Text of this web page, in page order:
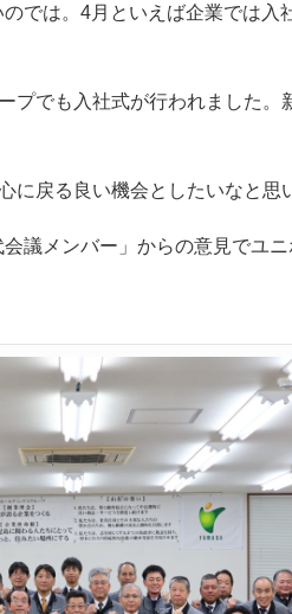
では。4月といえば企業では入
プでも入社式が行われました。
に戻る良い機会としたいなと思
議メンバー」からの意見でユ